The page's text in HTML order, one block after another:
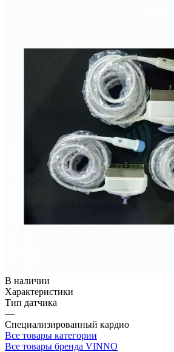
В наличии
Характеристики
Тип датчика
—
Специализированный кардио
Все товары категории
Все товары бренда VINNO